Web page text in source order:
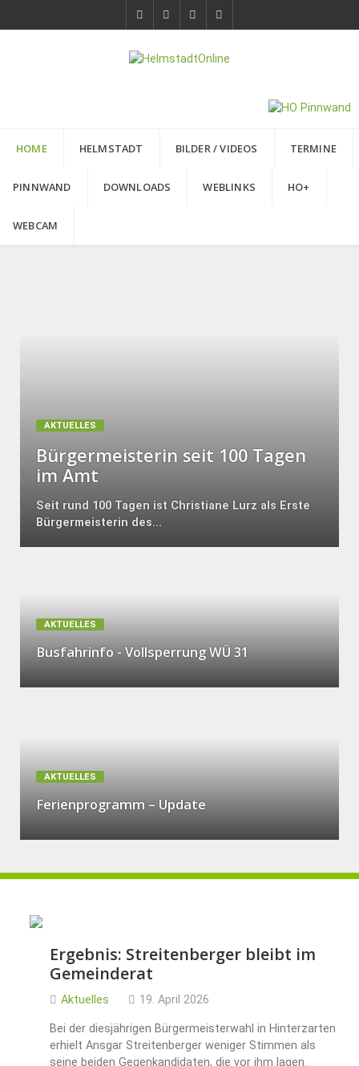
HOME HELMSTADT BILDER / VIDEOS TERMINE
PINNWAND DOWNLOADS WEBLINKS HO+
WEBCAM
AKTUELLES
Bürgermeisterin seit 100 Tagen
im Amt
Seit rund 100 Tagen ist Christiane Lurz als Erste
Bürgermeisterin des...
AKTUELLES
Busfahrinfo - Vollsperrung WÜ 31
AKTUELLES
Ferienprogramm – Update
Ergebnis: Streitenberger bleibt im
Gemeinderat
Aktuelles 19. April 2026
Bei der diesjährigen Bürgermeisterwahl in Hinterzarten
erhielt Ansgar Streitenberger weniger Stimmen als
seine beiden Gegenkandidaten, die vor ihm lagen.